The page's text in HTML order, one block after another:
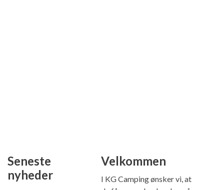
Seneste
nyheder
Velkommen
I KG Camping ønsker vi, at